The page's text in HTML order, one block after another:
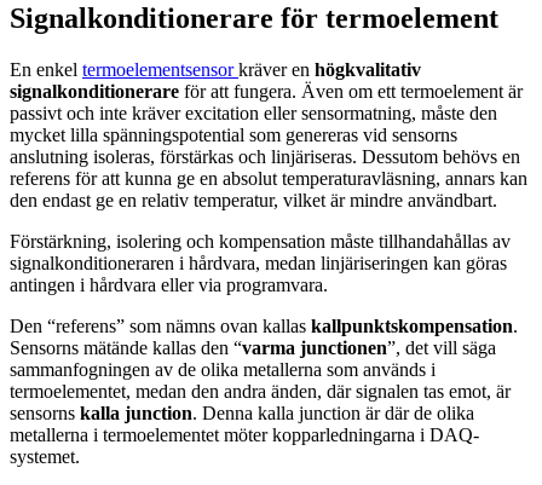
Signalkonditionerare för termoelement
En enkel termoelementsensorkräver en högkvalitativ
signalkonditionerare för att fungera. Även om ett termoelement är
passivt och inte kräver excitation eller sensormatning, måste den
mycket lilla spänningspotential som genereras vid sensorns
anslutning isoleras, förstärkas och linjäriseras. Dessutom behövs en
referens för att kunna ge en absolut temperaturavläsning, annars kan
den endast ge en relativ temperatur, vilket är mindre användbart.
Förstärkning, isolering och kompensation måste tillhandahållas av
signalkonditioneraren i hårdvara, medan linjäriseringen kan göras
antingen i hårdvara eller via programvara.
Den “referens” som nämns ovan kallas kallpunktskompensation.
Sensorns mätände kallas den “varma junctionen”, det vill säga
sammanfogningen av de olika metallerna som används i
termoelementet, medan den andra änden, där signalen tas emot, är
sensorns kalla junction. Denna kalla junction är där de olika
metallerna i termoelementet möter kopparledningarna i DAQ-
systemet.